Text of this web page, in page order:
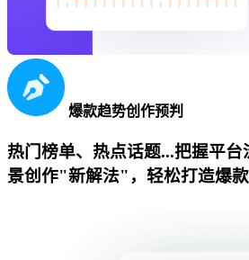
爆款趋势创作预判
热门榜单、热点话题...把握平
景创作"新解法"，轻松打造爆款